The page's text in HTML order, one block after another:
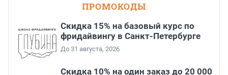
ПРОМОКОДЫ
Скидка 15% на базовый курс по
фридайвингу в Санкт-Петербурге
До 31 августа, 2026
Скидка 10% на один заказ до 20 000